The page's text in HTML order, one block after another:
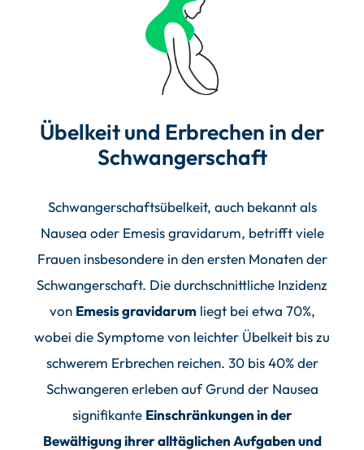
Übelkeit und Erbrechen in der
Schwangerschaft
Schwangerschaftsübelkeit, auch bekannt als
Nausea oder Emesis gravidarum, betrifft viele
Frauen insbesondere in den ersten Monaten der
Schwangerschaft. Die durchschnittliche Inzidenz
von Emesis gravidarumliegt bei etwa 70%,
wobei die Symptome von leichter Übelkeit bis zu
schwerem Erbrechen reichen. 30 bis 40% der
Schwangeren erleben auf Grund der Nausea
signifikante Einschränkungen in der
Bewältigung ihrer alltäglichen Aufgaben und